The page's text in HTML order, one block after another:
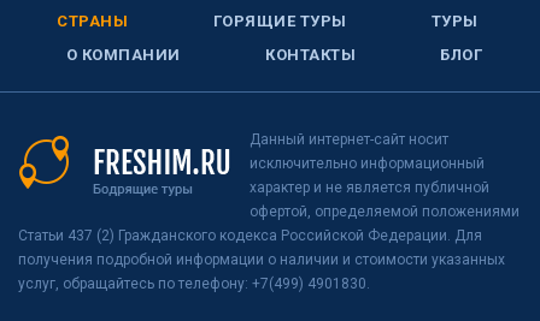
СТРАНЫ ГОРЯЩИЕ ТУРЫ
ТУРЫ
О КОМПАНИИ
КОНТАКТЫ БЛОГ
Данный интернет-сайт носит
исключительно информационный
характер и не является публичной
офертой, определяемой положениями
Статьи 437 (2) Гражданского кодекса Российской Федерации. Для
получения подробной информации о наличии и стоимости указанных
услуг, обращайтесь по телефону: +7(499) 4901830.